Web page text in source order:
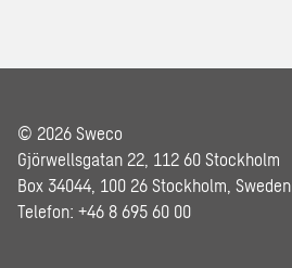
© 2026 Sweco
Gjörwellsgatan 22, 112 60 Stockholm
Box 34044, 100 26 Stockholm, Sweden
Telefon: +46 8 695 60 00